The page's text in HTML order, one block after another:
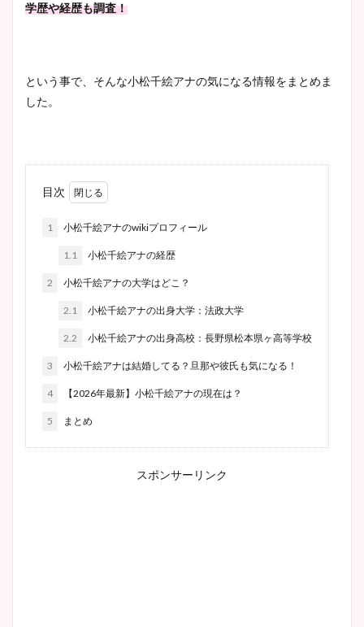
学歴や経歴も調査！
という事で、そんな小松千絵アナの気になる情報をまとめま
した。
目次
1 小松千絵アナのwikiプロフィール
1.1 小松千絵アナの経歴
2 小松千絵アナの大学はどこ？
2.1 小松千絵アナの出身大学：法政大学
2.2 小松千絵アナの出身高校：長野県松本県ヶ高等学校
3 小松千絵アナは結婚してる？旦那や彼氏も気になる！
4 【2026年最新】小松千絵アナの現在は？
5 まとめ
スポンサーリンク